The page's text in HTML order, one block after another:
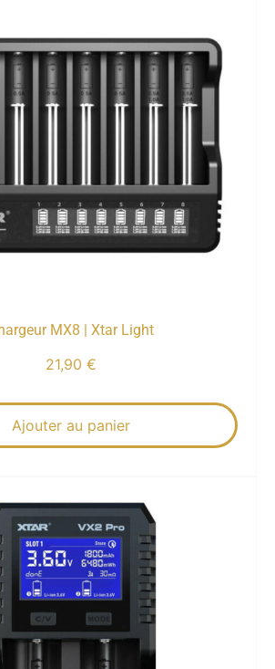
MX8 | Xtar Light
21,90 €
Ajouter au panier